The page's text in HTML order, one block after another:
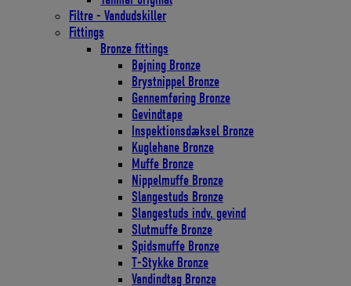
Filtre - Vandudskiller
Fittings
Bronze fittings
Bøjning Bronze
Brystnippel Bronze
Gennemføring Bronze
Gevindtape
Inspektionsdæksel Bronze
Kuglehane Bronze
Muffe Bronze
Nippelmuffe Bronze
Slangestuds Bronze
Slangestuds indv. gevind
Slutmuffe Bronze
Spidsmuffe Bronze
T-Stykke Bronze
Vandindtag Bronze